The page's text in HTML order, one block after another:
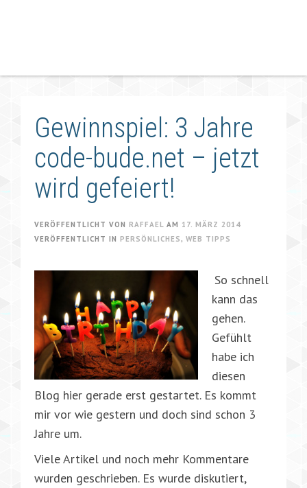
Gewinnspiel: 3 Jahre
code-bude.net – jetzt
wird gefeiert!
VERÖFFENTLICHT VON RAFFAEL AM 17. MÄRZ 2014
VERÖFFENTLICHT IN PERSÖNLICHES , WEB TIPPS
So schnell
kann das
gehen.
Gefühlt
habe ich
diesen
Blog hier gerade erst gestartet. Es kommt
mir vor wie gestern und doch sind schon 3
Jahre um.
Viele Artikel und noch mehr Kommentare
wurden geschrieben. Es wurde diskutiert,